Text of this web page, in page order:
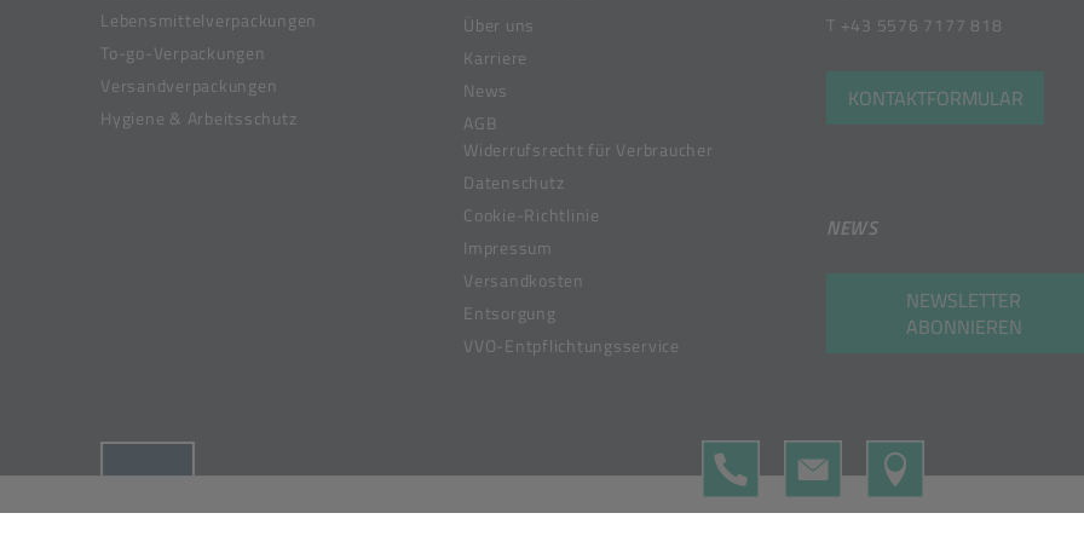
Lebensmittelverpackungen
To-go-Verpackungen
Versandverpackungen
Hygiene & Arbeitsschutz
Über uns
Karriere
News
AGB
Widerrufsrecht für Verbraucher
Datenschutz
Cookie-Richtlinie
Impressum
Versandkosten
Entsorgung
VVO-Entpflichtungsservice
T +43 5576 7177 818
KONTAKTFORMULAR
NEWS
NEWSLETTER
ABONNIEREN
© 2019-2026 Meier Verpackungen GmbH, Member of the Bunzl Group
TELEFON KONTAKTFORMULAR
MAP